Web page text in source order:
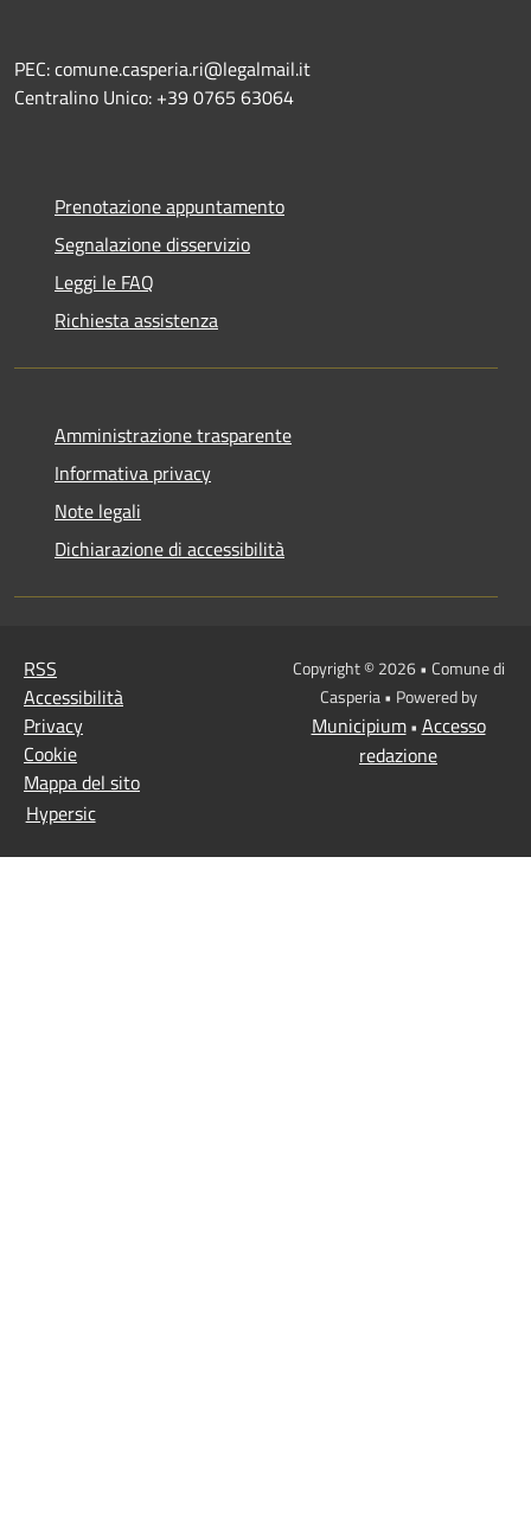
PEC: comune.casperia.ri@legalmail.it
Centralino Unico: +39 0765 63064
Prenotazione appuntamento
Segnalazione disservizio
Leggi le FAQ
Richiesta assistenza
Amministrazione trasparente
Informativa privacy
Note legali
Dichiarazione di accessibilità
RSS
Accessibilità
Privacy
Cookie
Mappa del sito
Hypersic
Copyright © 2026 • Comune di
Casperia • Powered by
Municipium• Accesso
redazione